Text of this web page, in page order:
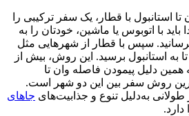
استانبول با قطار، یک سفر ترکیبی را
باید با اتوبوس یا ماشین، خودتان را به
برسانید. سپس با قطار از شهرهایی مثل
تا به استانبول برسید. این روش، بیش از
همین دلیل پیمودن فاصله وان تا
روش سفر بین این دو شهر است.
به‌دلیل تنوع و جذابیت‌های جاهای